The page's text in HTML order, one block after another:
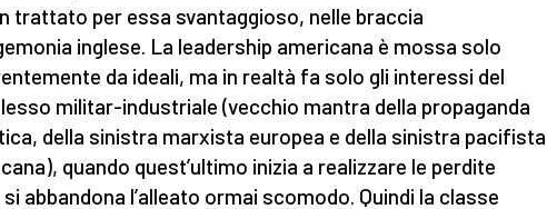
trattato per essa svantaggioso, nelle braccia
inglese. La leadership americana è mossa solo
da ideali, ma in realtà fa solo gli interessi del
militar-industriale (vecchio mantra della propaganda
della sinistra marxista europea e della sinistra pacifista
quando quest’ultimo inizia a realizzare le perdite
abbandona l’alleato ormai scomodo. Quindi la classe